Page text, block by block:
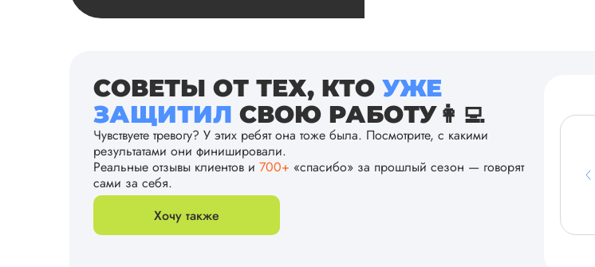
СОВЕТЫ ОТ ТЕХ, КТО УЖЕ
ЗАЩИТИЛ СВОЮ РАБОТУ👩‍💻
Чувствуете тревогу? У этих ребят она тоже была. Посмотрите, с какими
результатами они финишировали.
Реальные отзывы клиентов и 700+ «спасибо» за прошлый сезон — говорят
сами за себя.
Хочу также